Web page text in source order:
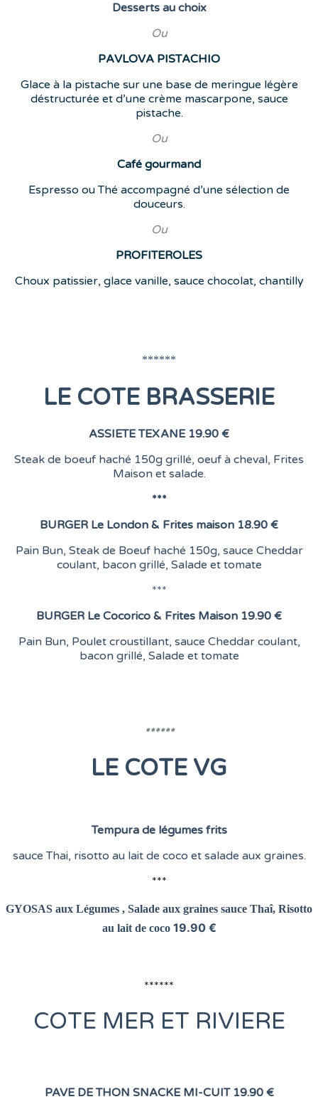
Desserts au choix
Ou
PAVLOVA PISTACHIO
Glace à la pistache sur une base de meringue légère
déstructurée et d’une crème mascarpone, sauce
pistache.
Ou
Café gourmand
Espresso ou Thé accompagné d’une sélection de
douceurs.
Ou
PROFITEROLES
Choux patissier, glace vanille, sauce chocolat, chantilly
******
LE COTE BRASSERIE
ASSIETE TEXANE 19.90 €
Steak de boeuf haché 150g grillé, oeuf à cheval, Frites
Maison et salade.
***
BURGER Le London & Frites maison 18.90 €
Pain Bun, Steak de Boeuf haché 150g, sauce Cheddar
coulant, bacon grillé, Salade et tomate
***
BURGER Le Cocorico & Frites Maison 19.90 €
Pain Bun, Poulet croustillant, sauce Cheddar coulant,
bacon grillé, Salade et tomate
******
LE COTE VG
Tempura de légumes frits
sauce Thai, risotto au lait de coco et salade aux graines.
***
GYOSAS aux Légumes , Salade aux graines sauce Thaî, Risotto
au lait de coco 19.90 €
******
COTE MER ET RIVIERE
PAVE DE THON SNACKE MI-CUIT 19.90 €